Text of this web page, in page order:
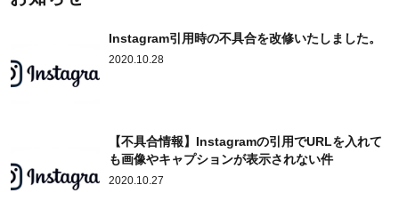
Instagram引用時の不具合を改修いたしました。
2020.10.28
【不具合情報】Instagramの引用でURLを入れて
も画像やキャプションが表示されない件
2020.10.27